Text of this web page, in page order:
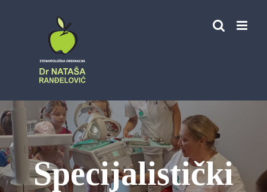
Specijalistički